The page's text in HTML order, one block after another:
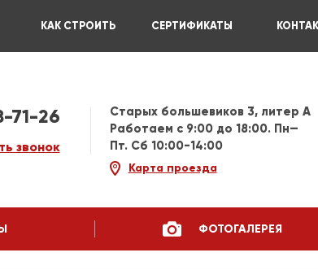
КАК СТРОИТЬ СЕРТИФИКАТЫ
71-26
звонок
Старых большевиков 3, литер А
Работаем c 9:00 до 18:00. Пн—
Пт. Сб 10:00-14:00
Карта проезда
ФОТОГАЛЕРЕЯ